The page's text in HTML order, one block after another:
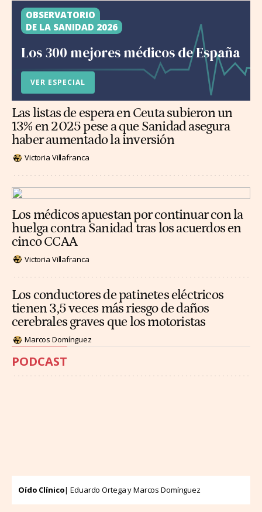
OBSERVATORIO
DE LA SANIDAD 2026
Los 300 mejores médicos de España
VER ESPECIAL
Las listas de espera en Ceuta subieron un
13% en 2025 pese a que Sanidad asegura
haber aumentado la inversión
Victoria Villafranca
Los médicos apuestan por continuar con la
huelga contra Sanidad tras los acuerdos en
cinco CCAA
Victoria Villafranca
Los conductores de patinetes eléctricos
tienen 3,5 veces más riesgo de daños
cerebrales graves que los motoristas
Marcos Domínguez
PODCAST
Oído Clínico| Eduardo Ortega y Marcos Domínguez